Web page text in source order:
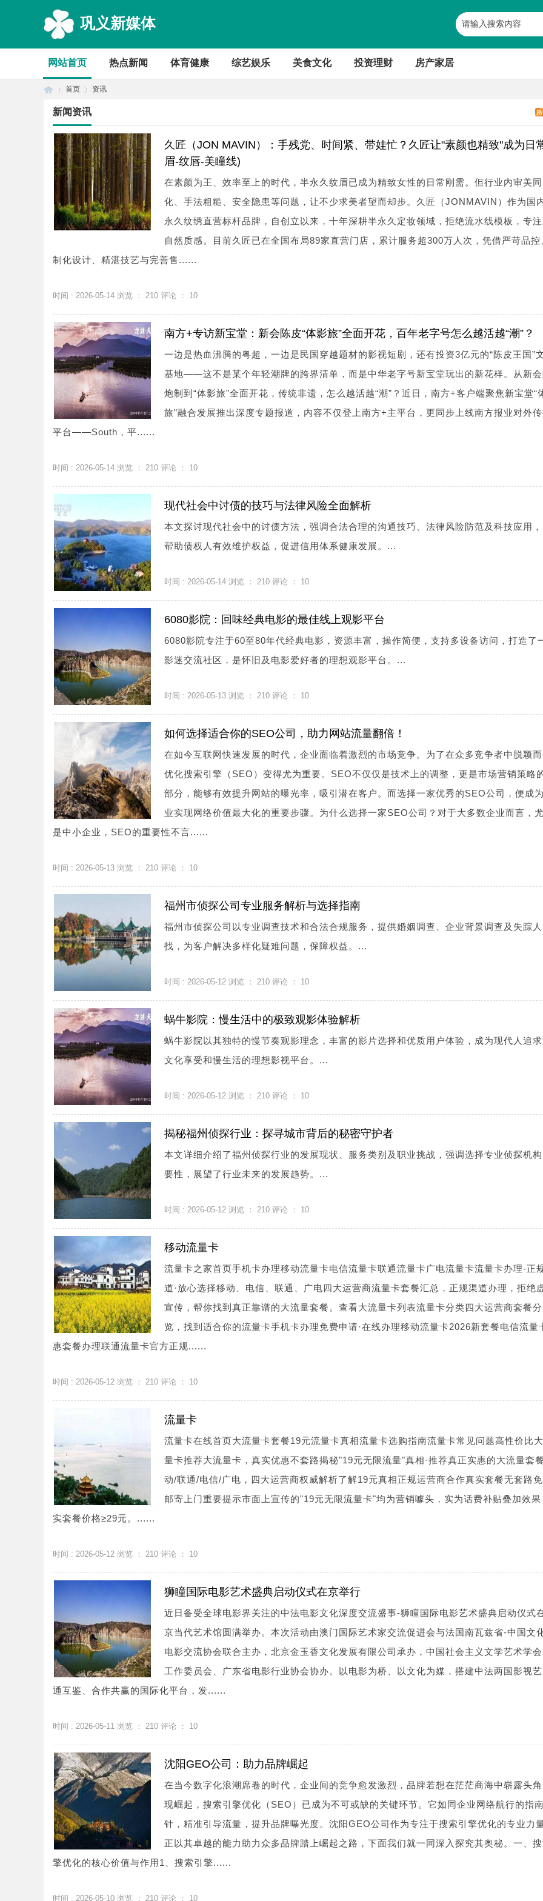
巩义新媒体
网站首页 热点新闻 体育健康 综艺娱乐 美食文化 投资理财 房产家居
首页
›
资讯
新闻资讯
久匠（JON MAVIN）：手残党、时间紧、带娃忙？久匠让"素颜也精致"成为日
眉-纹唇-美瞳线)
在素颜为王、效率至上的时代，半永久纹眉已成为精致女性的日常刚需。但行业内审美
化、手法粗糙、安全隐患等问题，让不少求美者望而却步。久匠（JONMAVIN）作为国
永久纹绣直营标杆品牌，自创立以来，十年深耕半永久定妆领域，拒绝流水线模板，专
自然质感。目前久匠已在全国布局89家直营门店，累计服务超300万人次，凭借严苛品控
制化设计、精湛技艺与完善售......
时间 : 2026-05-14 浏览 ： 210 评论 ： 10
南方+专访新宝堂：新会陈皮“体影旅”全面开花，百年老字号怎么越活越“潮”？
一边是热血沸腾的粤超，一边是民国穿越题材的影视短剧，还有投资3亿元的“陈皮王国”
基地——这不是某个年轻潮牌的跨界清单，而是中华老字号新宝堂玩出的新花样。从新会
炮制到“体影旅”全面开花，传统非遗，怎么越活越“潮”？近日，南方+客户端聚焦新宝堂“
旅”融合发展推出深度专题报道，内容不仅登上南方+主平台，更同步上线南方报业对外
平台——South，平......
时间 : 2026-05-14 浏览 ： 210 评论 ： 10
现代社会中讨债的技巧与法律风险全面解析
本文探讨现代社会中的讨债方法，强调合法合理的沟通技巧、法律风险防范及科技应用
帮助债权人有效维护权益，促进信用体系健康发展。...
时间 : 2026-05-14 浏览 ： 210 评论 ： 10
6080影院：回味经典电影的最佳线上观影平台
6080影院专注于60至80年代经典电影，资源丰富，操作简便，支持多设备访问，打造了
影迷交流社区，是怀旧及电影爱好者的理想观影平台。...
时间 : 2026-05-13 浏览 ： 210 评论 ： 10
如何选择适合你的SEO公司，助力网站流量翻倍！
在如今互联网快速发展的时代，企业面临着激烈的市场竞争。为了在众多竞争者中脱颖而
优化搜索引擎（SEO）变得尤为重要。SEO不仅仅是技术上的调整，更是市场营销策略
部分，能够有效提升网站的曝光率，吸引潜在客户。而选择一家优秀的SEO公司，便成
业实现网络价值最大化的重要步骤。为什么选择一家SEO公司？对于大多数企业而言，
是中小企业，SEO的重要性不言......
时间 : 2026-05-13 浏览 ： 210 评论 ： 10
福州市侦探公司专业服务解析与选择指南
福州市侦探公司以专业调查技术和合法合规服务，提供婚姻调查、企业背景调查及失踪
找，为客户解决多样化疑难问题，保障权益。...
时间 : 2026-05-12 浏览 ： 210 评论 ： 10
蜗牛影院：慢生活中的极致观影体验解析
蜗牛影院以其独特的慢节奏观影理念，丰富的影片选择和优质用户体验，成为现代人追
文化享受和慢生活的理想影视平台。...
时间 : 2026-05-12 浏览 ： 210 评论 ： 10
揭秘福州侦探行业：探寻城市背后的秘密守护者
本文详细介绍了福州侦探行业的发展现状、服务类别及职业挑战，强调选择专业侦探机
要性，展望了行业未来的发展趋势。...
时间 : 2026-05-12 浏览 ： 210 评论 ： 10
移动流量卡
流量卡之家首页手机卡办理移动流量卡电信流量卡联通流量卡广电流量卡流量卡办理-正
道·放心选择移动、电信、联通、广电四大运营商流量卡套餐汇总，正规渠道办理，拒绝
宣传，帮你找到真正靠谱的大流量套餐。查看大流量卡列表流量卡分类四大运营商套餐分
览，找到适合你的流量卡手机卡办理免费申请·在线办理移动流量卡2026新套餐电信流量
惠套餐办理联通流量卡官方正规......
时间 : 2026-05-12 浏览 ： 210 评论 ： 10
流量卡
流量卡在线首页大流量卡套餐19元流量卡真相流量卡选购指南流量卡常见问题高性价比
量卡推荐大流量卡，真实优惠不套路揭秘"19元无限流量"真相·推荐真正实惠的大流量套
动/联通/电信/广电，四大运营商权威解析了解19元真相正规运营商合作真实套餐无套路
邮寄上门重要提示市面上宣传的"19元无限流量卡"均为营销噱头，实为话费补贴叠加效果
实套餐价格≥29元。......
时间 : 2026-05-12 浏览 ： 210 评论 ： 10
狮瞳国际电影艺术盛典启动仪式在京举行
近日备受全球电影界关注的中法电影文化深度交流盛事-狮瞳国际电影艺术盛典启动仪式
京当代艺术馆圆满举办。本次活动由澳门国际艺术家交流促进会与法国南瓦兹省-中国文
电影交流协会联合主办，北京金玉香文化发展有限公司承办，中国社会主义文学艺术学
工作委员会、广东省电影行业协会协办。以电影为桥、以文化为媒，搭建中法两国影视
通互鉴、合作共赢的国际化平台，发......
时间 : 2026-05-11 浏览 ： 210 评论 ： 10
沈阳GEO公司：助力品牌崛起
在当今数字化浪潮席卷的时代，企业间的竞争愈发激烈，品牌若想在茫茫商海中崭露头
现崛起，搜索引擎优化（SEO）已成为不可或缺的关键环节。它如同企业网络航行的指南
针，精准引导流量，提升品牌曝光度。沈阳GEO公司作为专注于搜索引擎优化的专业力量
正以其卓越的能力助力众多品牌踏上崛起之路，下面我们就一同深入探究其奥秘。一、搜
擎优化的核心价值与作用1、搜索引擎......
时间 : 2026-05-10 浏览 ： 210 评论 ： 10